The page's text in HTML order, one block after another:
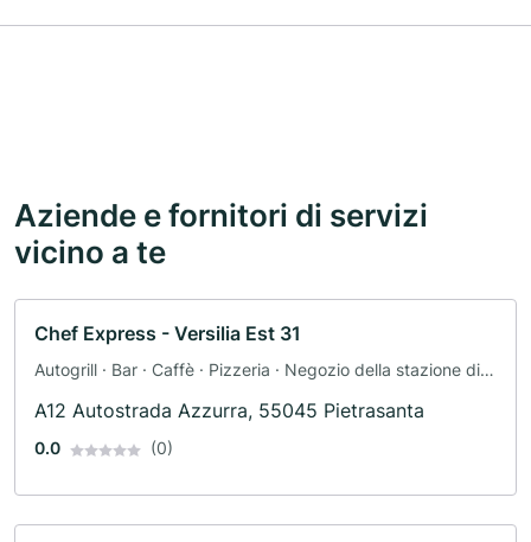
Aziende e fornitori di servizi
vicino a te
Chef Express - Versilia Est 31
Autogrill · Bar · Caffè · Pizzeria · Negozio della stazione di
A12 Autostrada Azzurra, 55045 Pietrasanta
0.0 (0)